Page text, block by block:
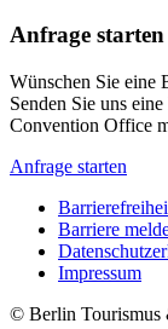
Anfrage starten
Wünschen Sie eine
Senden Sie uns
Convention Office
Anfrage starten
Metanavigation
Barriere
Impressum
© Berlin Tourismus